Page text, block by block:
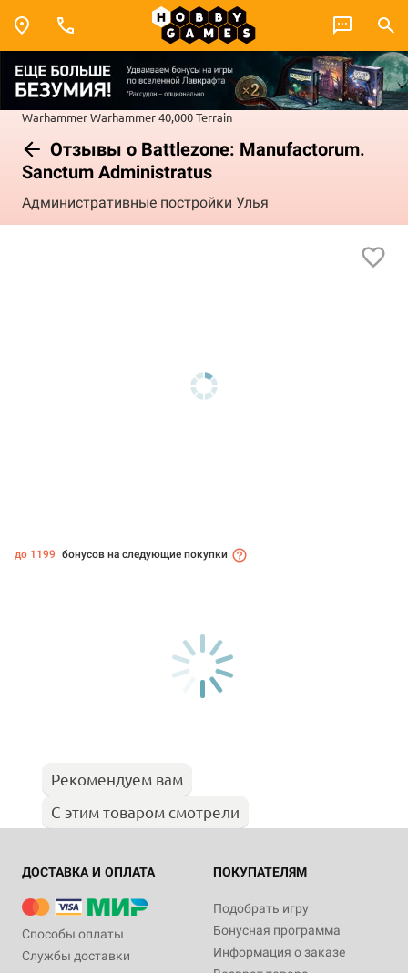
WarhammerWarhammer 40,000Terrain
Отзывы о Battlezone: Manufactorum.
Sanctum Administratus
Административные постройки Улья
до 1199 бонусов на следующие покупки
Рекомендуем вам
С этим товаром смотрели
ДОСТАВКА И ОПЛАТА
Способы оплаты
Службы доставки
ПОКУПАТЕЛЯМ
Подобрать игру
Бонусная программа
Информация о заказе